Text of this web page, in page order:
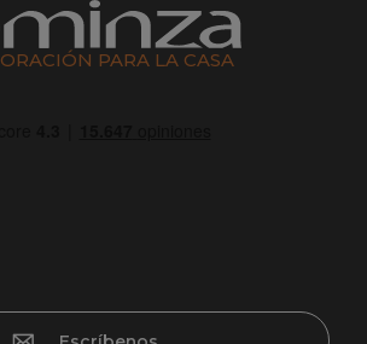
PARA LA CASA